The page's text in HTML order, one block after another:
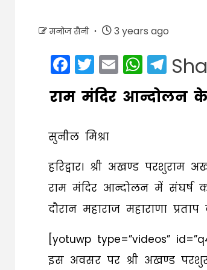
मनोज सैनी 3 years ago
Facebook
Twitter
Email
राम मंदिर आन्दोलन
सुनील मिश्रा
हरिद्वार। श्री अखण्ड
राम मंदिर आन्दोलन में संघर्ष
दौरान महाराज महाराणा
[yotuwp type=”videos”
इस अवसर पर श्री अखण्ड